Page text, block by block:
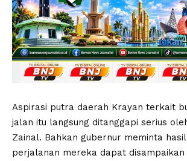
Aspirasi putra daerah Krayan terkait
jalan itu langsung ditanggapi serius
Zainal. Bahkan gubernur meminta
perjalanan mereka dapat disampaikan